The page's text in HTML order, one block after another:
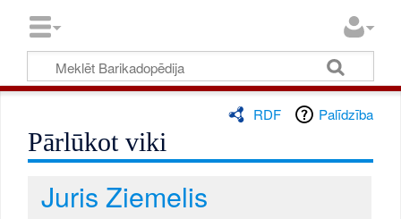
RDF Palīdzība
Pārlūkot viki
Juris Ziemelis